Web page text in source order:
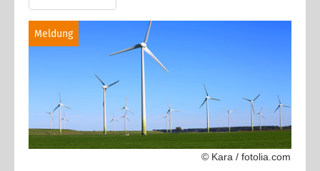
Meldung
© Kara / fotolia.com